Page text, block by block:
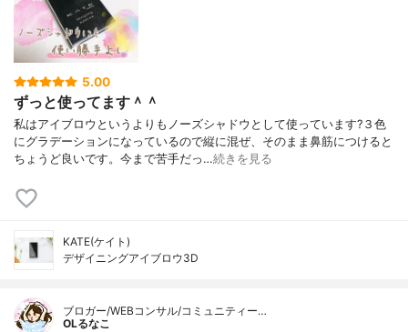
5.00
ずっと使ってます＾＾
私はアイブロウというよりもノーズシャドウとして使っています?３色
にグラデーションになっているので縦に混ぜ、そのまま鼻筋につけると
ちょうど良いです。今まで苦手だっ…続きを見る
KATE(ケイト)
デザイニングアイブロウ3D
ブロガー/WEBコンサル/コミュニティー…
OLるなこ